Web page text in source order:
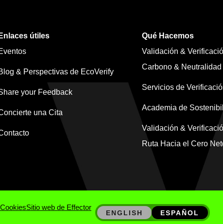
Enlaces útiles
& Perspectivas de EcoVerify
your Feedback
una Cita
Qué Hacemos
Validación &
Carbono &
Servicios de
Academia de
Validación &
Ruta Hacia el Cero
Sitio web de Effector
ENGLISH ESPAÑOL